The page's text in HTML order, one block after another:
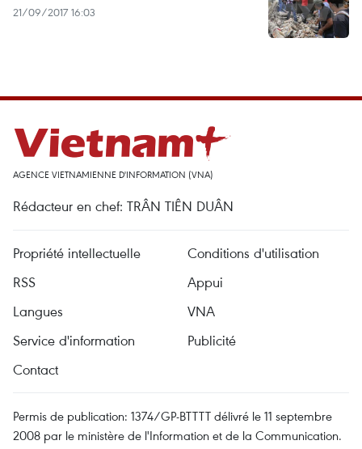
21/09/2017 16:03
AGENCE VIETNAMIENNE D'INFORMATION (VNA)
Rédacteur en chef: TRÂN TIÊN DUÂN
Propriété intellectuelle
Conditions d'utilisation
RSS
Appui
Langues
VNA
Service d'information
Publicité
Contact
Permis de publication: 1374/GP-BTTTT délivré le 11 septembre
2008 par le ministère de l'Information et de la Communication.